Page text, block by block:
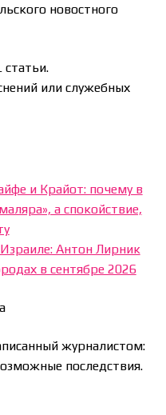
новостного
или служебных
и Крайот: почему в
а спокойствие,
Антон Лирник
в сентябре 2026
журналистом:
последствия.